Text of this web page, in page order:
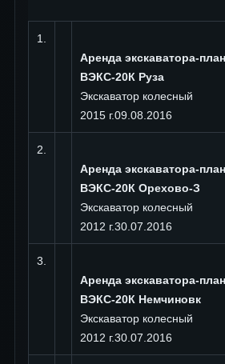
1.
Аренда экскаватора-
ВЭКС-20К Руза
Экскаватор колесный
2015 г.09.08.2016
2.
Аренда экскаватора-
ВЭКС-20К Орехово-З
Экскаватор колесный
2012 г.30.07.2016
3.
Аренда экскаватора-
ВЭКС-20К Немчиновк
Экскаватор колесный
2012 г.30.07.2016